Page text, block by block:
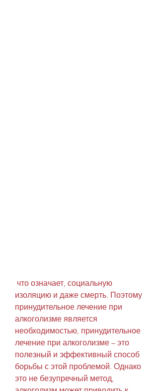
изоляцию и даже смерть. Поэтому
принудительное лечение при
алкоголизме является
необходимостью, принудительное
лечение при алкоголизме – это
полезный и эффективный способ
борьбы с этой проблемой. Однако
это не безупречный метод,